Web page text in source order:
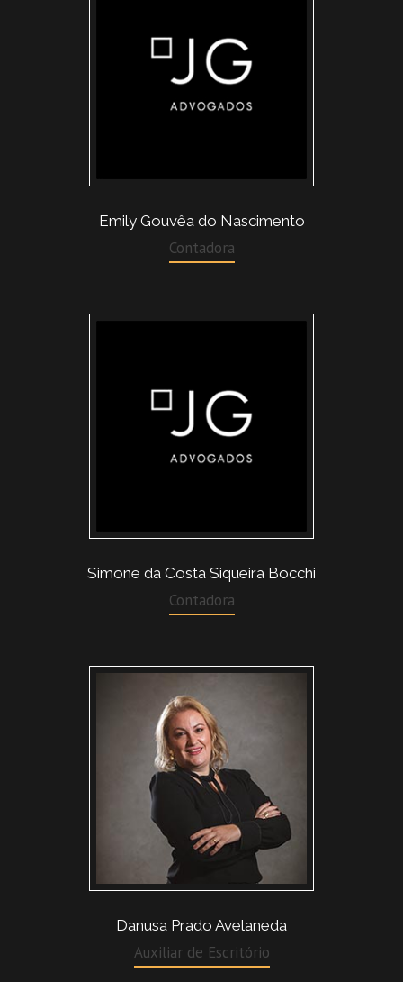
Emily Gouvêa do Nascimento
Contadora
Simone da Costa Siqueira Bocchi
Contadora
Danusa Prado Avelaneda
Auxiliar de Escritório